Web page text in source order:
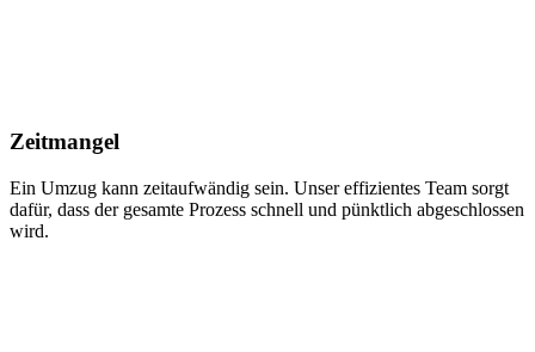
Zeitmangel
Ein Umzug kann zeitaufwändig sein. Unser effizientes Team sorgt
dafür, dass der gesamte Prozess schnell und pünktlich abgeschlossen
wird.